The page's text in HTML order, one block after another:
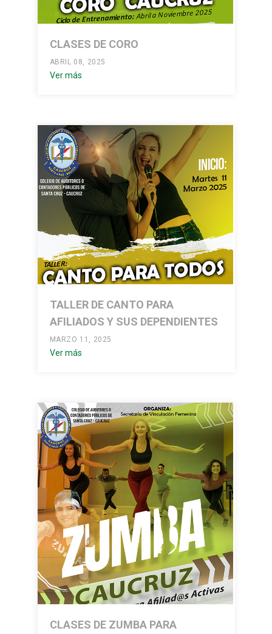
CLASES DE CORO
ABRIL 08, 2025
Ver más
TALLER DE CANTO PARA
AFILIADOS Y SUS DEPENDIENTES
MARZO 11, 2025
Ver más
CLASES DE ZUMBA PARA